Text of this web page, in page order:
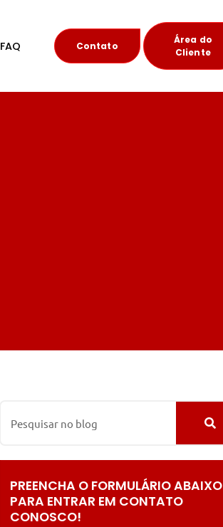
FAQ Contato
Área do
Cliente
PREENCHA O FORMULÁRIO ABAIXO
PARA ENTRAR EM CONTATO
CONOSCO!